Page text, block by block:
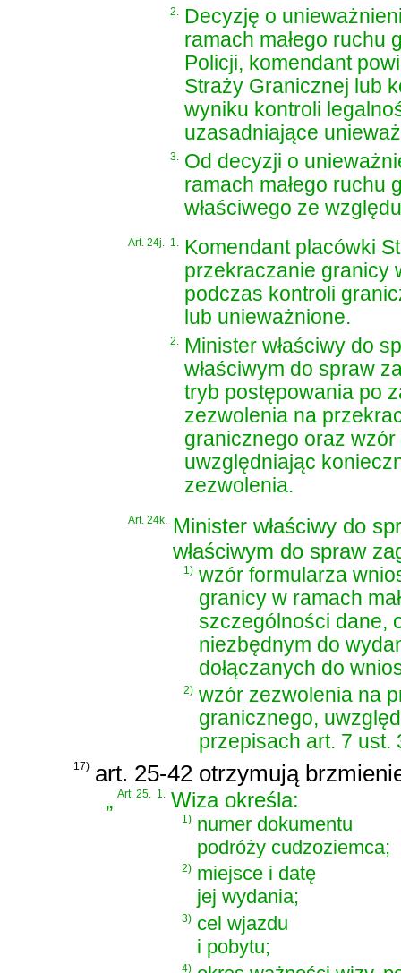
2. Decyzję o
ramach małego ruchu
Policji, komendant
Straży Granicznej lub
wyniku kontroli
uzasadniające
3. Od decyzji o
ramach małego ruchu
właściwego ze
Art. 24j. 1. Komendant placówki
przekraczanie granicy
podczas kontroli
lub unieważnione.
2. Minister właściwy do
właściwym do spraw
tryb postępowania po
zezwolenia na
granicznego oraz
uwzględniając
zezwolenia.
Art. 24k. Minister właściwy do
właściwym do spraw
1) wzór formularza
granicy w ramach
szczególności dane,
niezbędnym do
dołączanych do
2) wzór zezwolenia na
granicznego,
przepisach art. 7 ust.
17) art. 25-42 otrzymują
„Art. 25. 1. Wiza określa:
1) numer dokumentu
podróży cudzoziemca;
2) miejsce i datę
jej wydania;
3) cel wjazdu
i pobytu;
4)